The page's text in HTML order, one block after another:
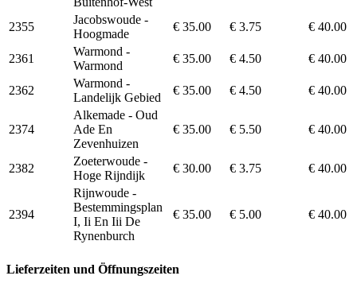
2355
Jacobswoude -
Hoogmade
€ 35.00 € 3.75 € 40.00
2361
Warmond -
Warmond
€ 35.00 € 4.50 € 40.00
2362
Warmond -
Landelijk Gebied
€ 35.00 € 4.50 € 40.00
2374
Alkemade - Oud
Ade En
Zevenhuizen
€ 35.00 € 5.50 € 40.00
2382
Zoeterwoude -
Hoge Rijndijk
€ 30.00 € 3.75 € 40.00
2394
Rijnwoude -
Bestemmingsplan
I, Ii En Iii De
Rynenburch
€ 35.00 € 5.00 € 40.00
Lieferzeiten und Öffnungszeiten